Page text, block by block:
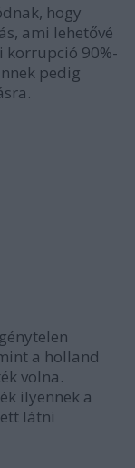
hogy
ami lehetővé
korrupció 90%-
pedig
a holland
volna.
ilyennek a
látni